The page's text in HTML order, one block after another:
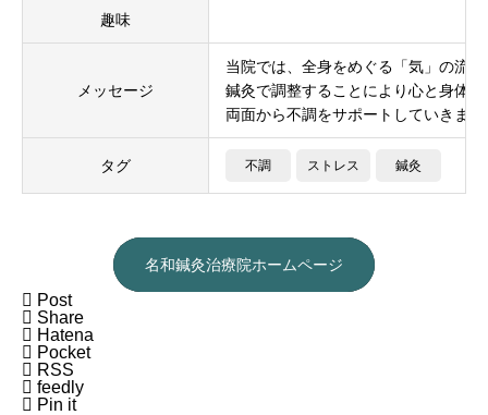
趣味
メッセージ
当院では、全身をめぐる「気」の流れ
鍼灸で調整することにより心と身体の
両面から不調をサポートしていきます
タグ 不調 ストレス 鍼灸
名和鍼灸治療院ホームページ
 Post
 Share
 Hatena
 Pocket
 RSS
 feedly
 Pin it